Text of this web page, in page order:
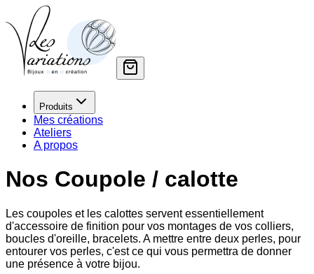
Produits
Mes créations
Ateliers
A propos
Nos Coupole / calotte
Les coupoles et les calottes servent essentiellement
d'accessoire de finition pour vos montages de vos colliers,
boucles d'oreille, bracelets. A mettre entre deux perles, pour
entourer vos perles, c'est ce qui vous permettra de donner
une présence à votre bijou.